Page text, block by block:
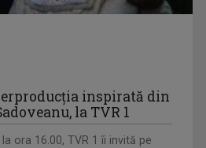
inspirată din
la TVR 1
ora 16.00, TVR 1 îi invită pe